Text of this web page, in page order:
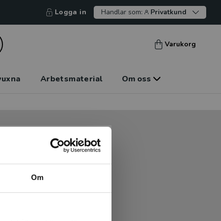
Om
Logga in Handlar som: Privatkund
Varukorg
Arbetsmaterial Om oss
betala mot faktura
hos oss.